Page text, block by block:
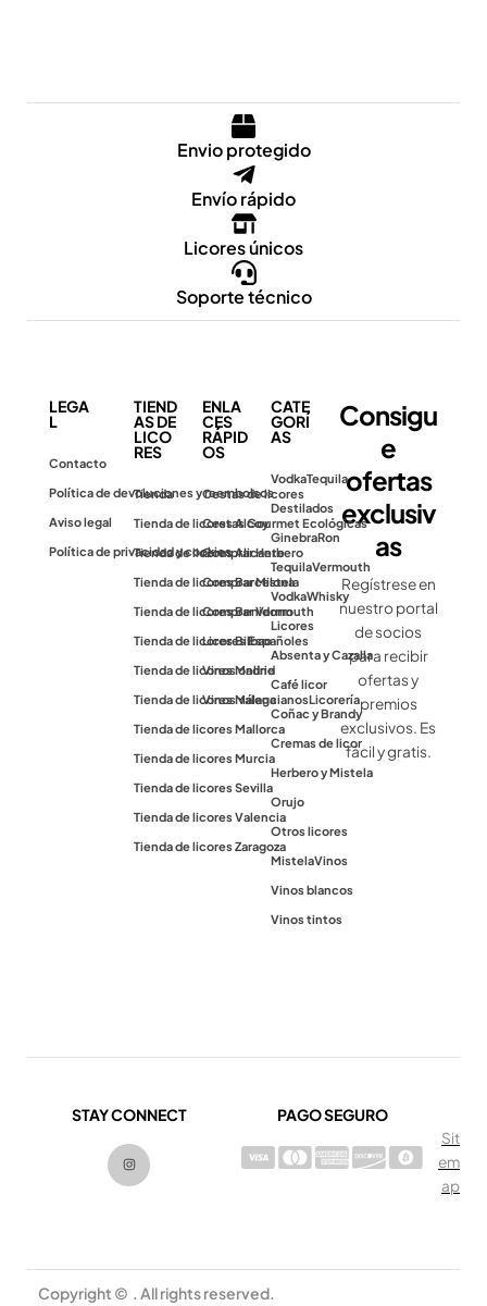
Envio protegido
Envío rápido
Licores únicos
Soporte técnico
LEGA
L
Contacto
Política de devoluciones y reembolsos
Aviso legal
Política de privacidad y cookies
TIEND
AS DE
LICO
RES
Tienda
Tienda de licores Alcoy
Tienda de licores Alicante
Tienda de licores Barcelona
Tienda de licores Benidorm
Tienda de licores Bilbao
Tienda de licores Madrid
Tienda de licores Málaga
Tienda de licores Mallorca
Tienda de licores Murcia
Tienda de licores Sevilla
Tienda de licores Valencia
Tienda de licores Zaragoza
ENLA
CES
RÁPID
OS
Cestas de licores
Cestas Gourmet Ecológicas
Comprar Herbero
Comprar Mistela
Comprar Vermouth
Licores Españoles
Vinos online
Vinos valencianosLicorería
CATE
GORÍ
AS
VodkaTequila
Destilados
GinebraRon
TequilaVermouth
VodkaWhisky
Licores
Absenta y Cazalla
Café licor
Coñac y Brandy
Cremas de licor
Herbero y Mistela
Orujo
Otros licores
MistelaVinos
Vinos blancos
Vinos tintos
Consigu
e
ofertas
exclusiv
as
Regístrese en
nuestro portal
de socios
para recibir
ofertas y
premios
exclusivos. Es
fácil y gratis.
STAY CONNECT
I
n
s
t
PAGO SEGURO
Sit
em
ap
Copyright © . All rights reserved.